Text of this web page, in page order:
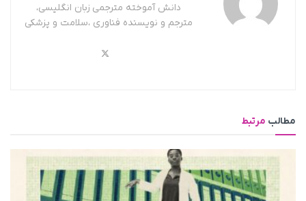
دانش آموخته مترجمی زبان انگلیسی،
مترجم و نویسنده فناوری ،سلامت و پزشکی
مطالب مرتبط